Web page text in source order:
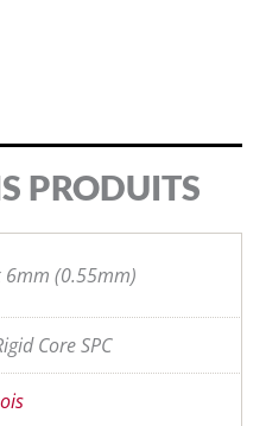
PRODUITS
6mm (0.55mm)
Core SPC